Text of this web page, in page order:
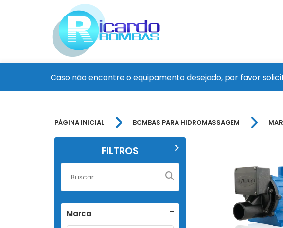
Caso não encontre o equipamento desejado, por favor
PÁGINA INICIAL BOMBAS PARA HIDROMASSAGEM
FILTROS
Marca